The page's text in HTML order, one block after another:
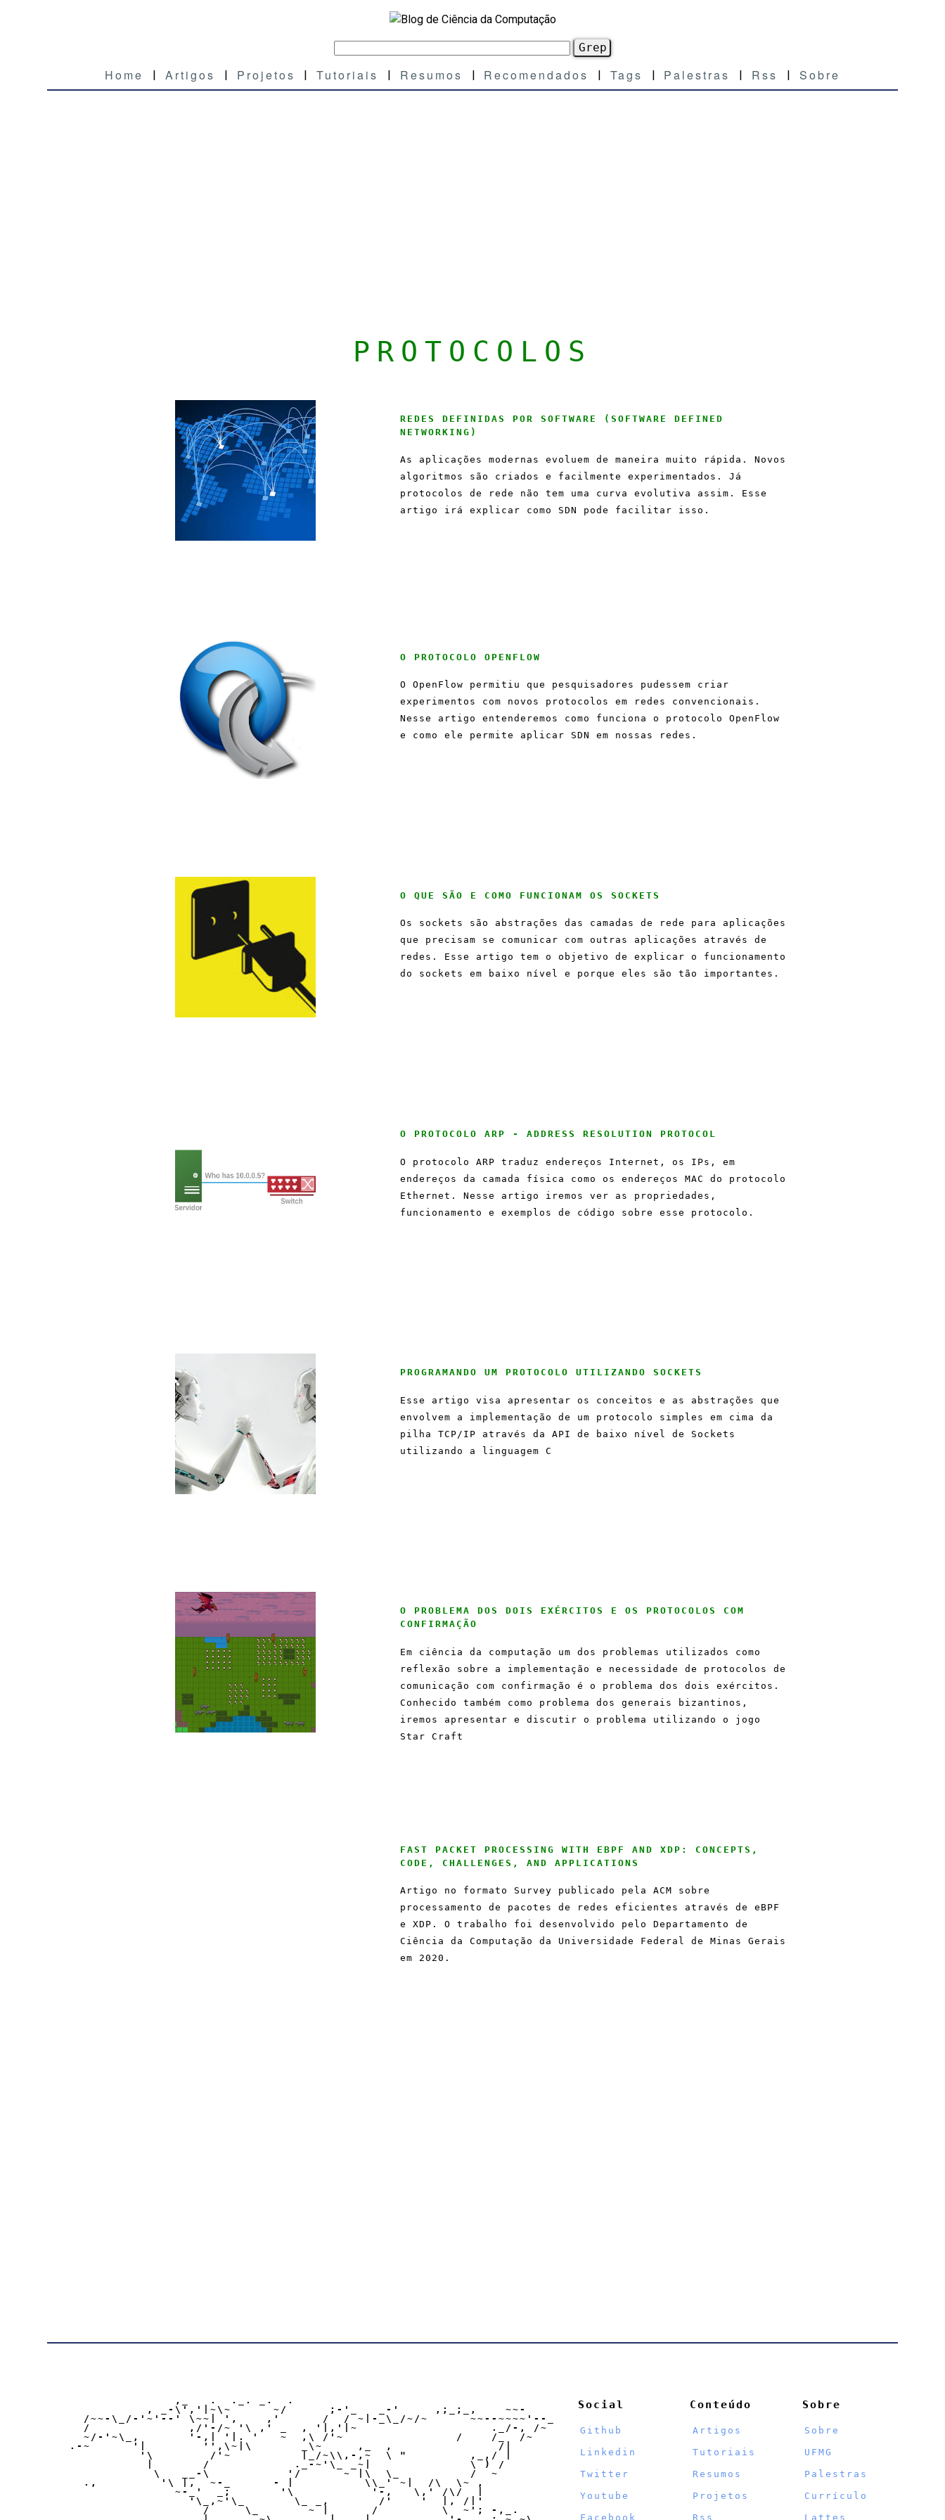
Home Artigos Projetos Tutoriais Resumos Recomendados Tags Palestras Rss Sobre
PROTOCOLOS
REDES DEFINIDAS POR SOFTWARE (SOFTWARE DEFINED
NETWORKING)
As aplicações modernas evoluem de maneira muito rápida. Novos
algoritmos são criados e facilmente experimentados. Já
protocolos de rede não tem uma curva evolutiva assim. Esse
artigo irá explicar como SDN pode facilitar isso.
O PROTOCOLO OPENFLOW
O OpenFlow permitiu que pesquisadores pudessem criar
experimentos com novos protocolos em redes convencionais.
Nesse artigo entenderemos como funciona o protocolo OpenFlow
e como ele permite aplicar SDN em nossas redes.
O QUE SÃO E COMO FUNCIONAM OS SOCKETS
Os sockets são abstrações das camadas de rede para aplicações
que precisam se comunicar com outras aplicações através de
redes. Esse artigo tem o objetivo de explicar o funcionamento
do sockets em baixo nível e porque eles são tão importantes.
O PROTOCOLO ARP - ADDRESS RESOLUTION PROTOCOL
O protocolo ARP traduz endereços Internet, os IPs, em
endereços da camada física como os endereços MAC do protocolo
Ethernet. Nesse artigo iremos ver as propriedades,
funcionamento e exemplos de código sobre esse protocolo.
PROGRAMANDO UM PROTOCOLO UTILIZANDO SOCKETS
Esse artigo visa apresentar os conceitos e as abstrações que
envolvem a implementação de um protocolo simples em cima da
pilha TCP/IP através da API de baixo nível de Sockets
utilizando a linguagem C
O PROBLEMA DOS DOIS EXÉRCITOS E OS PROTOCOLOS COM
CONFIRMAÇÃO
Em ciência da computação um dos problemas utilizados como
reflexão sobre a implementação e necessidade de protocolos de
comunicação com confirmação é o problema dos dois exércitos.
Conhecido também como problema dos generais bizantinos,
iremos apresentar e discutir o problema utilizando o jogo
Star Craft
FAST PACKET PROCESSING WITH EBPF AND XDP: CONCEPTS,
CODE, CHALLENGES, AND APPLICATIONS
Artigo no formato Survey publicado pela ACM sobre
processamento de pacotes de redes eficientes através de eBPF
e XDP. O trabalho foi desenvolvido pelo Departamento de
Ciência da Computação da Universidade Federal de Minas Gerais
em 2020.
                       ,_   .  ._. _.  .
                   , _-\','|~\~      ~/      ;-'_   _-'     ,;_;_,    ~~-
          /~~-\_/-'~'--' \~~| ',    ,'      /  / ~|-_\_/~/~      ~~--~~~~'--_
          /              ,/'-/~ '\ ,' _  , '|,'|~                   ._/-, /~
          ~/-'~\_,       '-,| '|. '   ~  ,\ /'~                /    /_  /~
        .-~      '|        '',\~|\       _\~     ,_  ,               /|
                  '\        /'~          |_/~\\,-,~  \ "         ,_,/ |
                   |       /            ._-~'\_ _~|              \ ) /
                    \   __-\           '/      ~ |\  \_          /  ~
          .,         '\ |,  ~-_      - |          \\_' ~|  /\  \~ ,
                       ~-_'  _;       '\           '-,   \,' /\/  |
                         '\_,~'\_       \_ _,       /'    '  |, /|'
                           /     \_       ~ |      /         \  ~'; -,_.
Social
Github
Linkedin
Twitter
Youtube
Facebook
Conteúdo
Artigos
Tutoriais
Resumos
Projetos
Rss
Sobre
Sobre
UFMG
Palestras
Currículo
Lattes